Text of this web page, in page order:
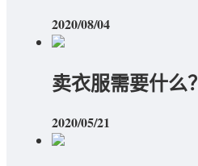
2020/08/04
卖衣服需要什么？
2020/05/21